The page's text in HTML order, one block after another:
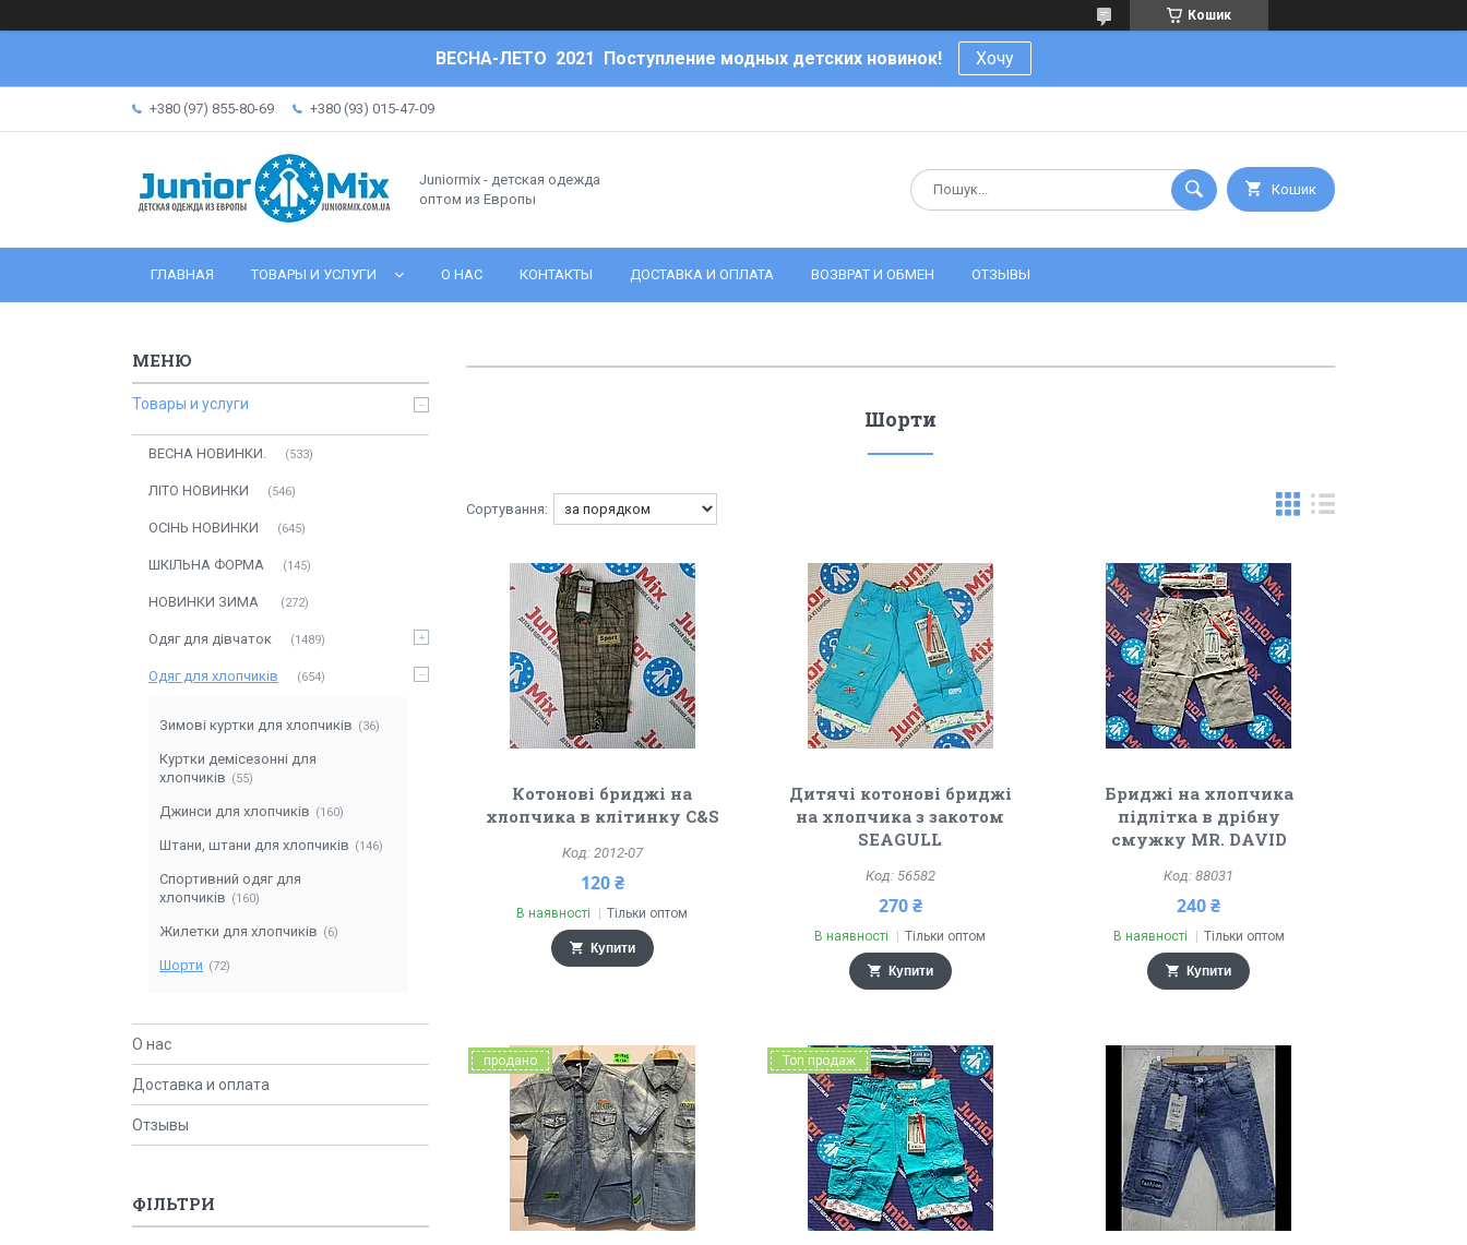
Кошик
ВЕСНА-ЛЕТО 2021 Поступление модных детских новинок! Хочу
+380 (97) 855-80-69 +380 (93) 015-47-09
Juniormix - детская одежда
оптом из Европы
Кошик
ГЛАВНАЯ ТОВАРЫ И УСЛУГИ О НАС КОНТАКТЫ ДОСТАВКА И ОПЛАТА ВОЗВРАТ И ОБМЕН ОТЗЫВЫ
Шорти
Котонові бриджі на
хлопчика в клітинку C&S
2012-07
120 ₴
В наявності Тільки оптом
Купити
Дитячі котонові бриджі
на хлопчика з закотом
SEAGULL
56582
270 ₴
В наявності Тільки оптом
Купити
Бриджі на хлопчика
підлітка в дрібну
смужку MR. DAVID
88031
240 ₴
В наявності Тільки оптом
Купити
продано Топ продаж
Товары и услуги
ВЕСНА НОВИНКИ. 533
ЛITO HOBИНКИ 546
ОСIНЬ НОВИНКИ 645
ШКІЛЬНА ФОРМА 145
НОВИНКИ ЗИМА 272
Одяг для дівчаток 1489
Одяг для хлопчиків 654
Зимові куртки для хлопчиків 36
Куртки демісезонні для
хлопчиків
55
Джинси для хлопчиків 160
Штани, штани для хлопчиків 146
Спортивний одяг для
хлопчиків
160
Жилетки для хлопчиків 6
Шорти 72
О нас
Доставка и оплата
Отзывы
ФІЛЬТРИ